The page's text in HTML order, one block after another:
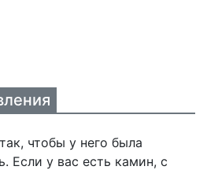
чтобы у него была
Если у вас есть камин, с